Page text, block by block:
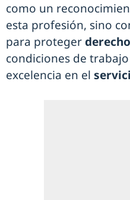
como un
esta profesión, sino
para proteger
condiciones de
excelencia en el